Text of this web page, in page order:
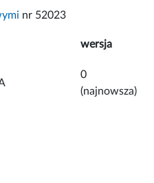
nr 52023
wersja
0
(najnowsza)